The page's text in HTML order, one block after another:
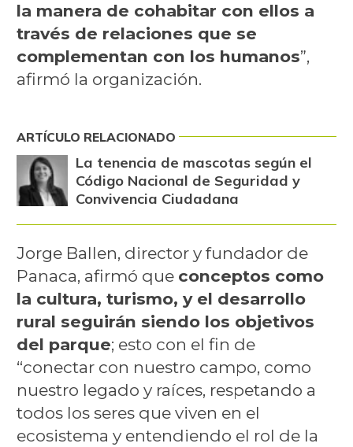
la manera de cohabitar con ellos a
través de relaciones que se
complementan con los humanos”,
afirmó la organización.
ARTÍCULO RELACIONADO
La tenencia de mascotas según el
Código Nacional de Seguridad y
Convivencia Ciudadana
Jorge Ballen, director y fundador de
Panaca, afirmó que conceptos como
la cultura, turismo, y el desarrollo
rural seguirán siendo los objetivos
del parque; esto con el fin de
“conectar con nuestro campo, como
nuestro legado y raíces, respetando a
todos los seres que viven en el
ecosistema y entendiendo el rol de la